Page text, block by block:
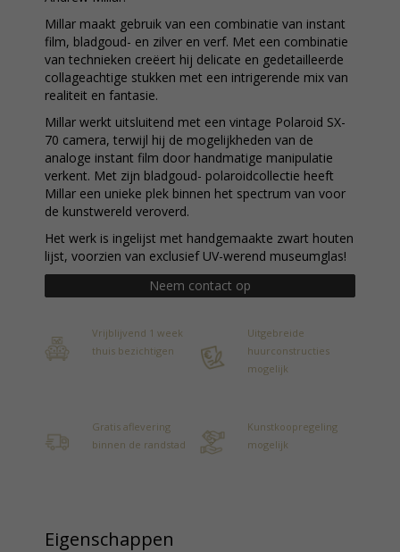
Millar maakt gebruik van een combinatie van instant
film, bladgoud- en zilver en verf. Met een combinatie
van technieken creëert hij delicate en gedetailleerde
collageachtige stukken met een intrigerende mix van
realiteit en fantasie.
Millar werkt uitsluitend met een vintage Polaroid SX-
70 camera, terwijl hij de mogelijkheden van de
analoge instant film door handmatige manipulatie
verkent. Met zijn bladgoud- polaroidcollectie heeft
Millar een unieke plek binnen het spectrum van voor
de kunstwereld veroverd.
Het werk is ingelijst met handgemaakte zwart houten
lijst, voorzien van exclusief UV-werend museumglas!
Neem contact op
Vrijblijvend 1 week
thuis bezichtigen
Uitgebreide
huurconstructies
mogelijk
Gratis aflevering
binnen de randstad
Kunstkoopregeling
mogelijk
Eigenschappen